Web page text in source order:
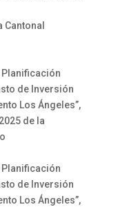
Cantonal
Planificación
de Inversión
Los Ángeles”,
de la
Planificación
de Inversión
Los Ángeles”,